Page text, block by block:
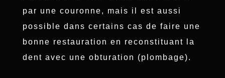
par une couronne, mais il est aussi
possible dans certains cas de faire une
bonne restauration en reconstituant la
dent avec une obturation (plombage).